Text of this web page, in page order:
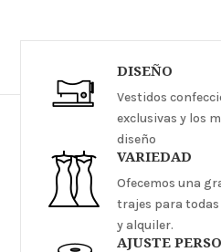
DISEÑO
Vestidos
exclusivas y los
diseño
VARIEDAD
Ofecemos una
trajes para todas
y alquiler.
AJUSTE